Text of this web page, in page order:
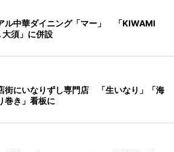
ル中華ダイニング「マー」 「KIWAMI
大須」に併設
街にいなりずし専門店 「生いなり」「海
巻き」看板に